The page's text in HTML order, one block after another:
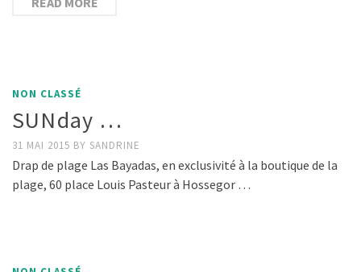
NON CLASSÉ
SUNday …
31 MAI 2015 BY SANDRINE
Drap de plage Las Bayadas, en exclusivité à la boutique de la
plage, 60 place Louis Pasteur à Hossegor …